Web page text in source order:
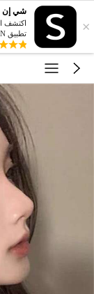
×
شي إن -
اكتشف
تطبيق SHEIN!